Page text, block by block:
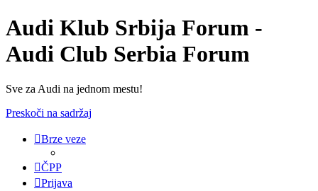
Audi Klub Srbija Forum -
Audi Club Serbia Forum
Sve za Audi na jednom mestu!
Preskoči na sadržaj
Brze veze
ČPP
Prijava